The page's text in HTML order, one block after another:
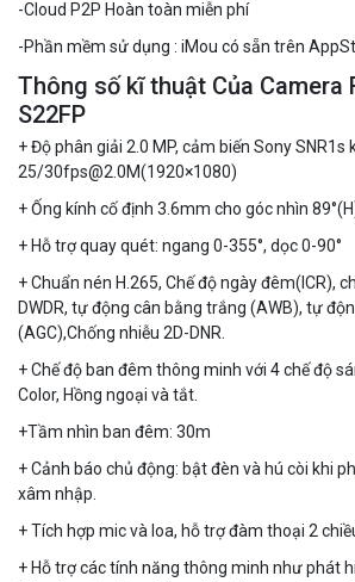
-Cloud P2P Hoàn toàn miễn phí
-Phần mềm sử dụng : iMou có sẵn trên AppS
Thông số kĩ thuật Của Camera
S22FP
+ Độ phân giải 2.0 MP, cảm biến Sony SNR1s
25/30fps@2.0M(1920×1080)
+ Ống kính cố định 3.6mm cho góc nhìn
+ Hỗ trợ quay quét: ngang 0-355°, dọc 0-90°
+ Chuẩn nén H.265, Chế độ ngày đêm(ICR),
DWDR, tự động cân bằng trắng (AWB), tự
(AGC),Chống nhiễu 2D-DNR.
+ Chế độ ban đêm thông minh với 4 chế độ
Color, Hồng ngoại và tắt.
+Tầm nhìn ban đêm: 30m
+ Cảnh báo chủ động: bật đèn và hú còi khi
xâm nhập.
+ Tích hợp mic và loa, hỗ trợ đàm thoại 2
+ Hỗ trợ các tính năng thông minh như phát
Camera WiFi quay quét thông minh
1.670.000 đ
MUA NGAY
Camera WiFi EZVIZ H8C 2K 4MP tích
1.939.000 đ
MUA NGAY